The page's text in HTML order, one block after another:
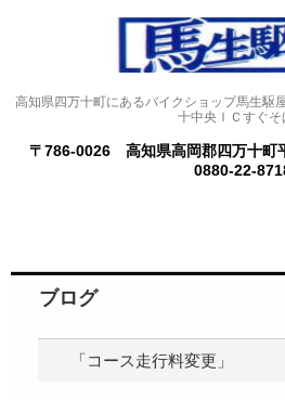
高知県四万十町にあるバイクショップ馬生駆
十中央ＩＣすぐそ
〒786-0026 高知県高岡郡四万十町
0880-22-
ブログ
「コース走行料変更」